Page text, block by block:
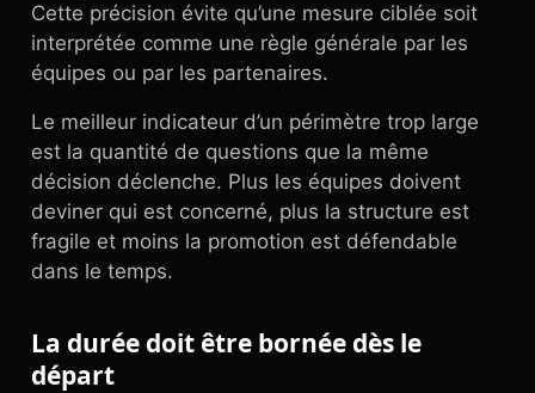
Cette précision évite qu’une mesure ciblée soit
interprétée comme une règle générale par les
équipes ou par les partenaires.
Le meilleur indicateur d’un périmètre trop large
est la quantité de questions que la même
décision déclenche. Plus les équipes doivent
deviner qui est concerné, plus la structure est
fragile et moins la promotion est défendable
dans le temps.
La durée doit être bornée dès le
départ